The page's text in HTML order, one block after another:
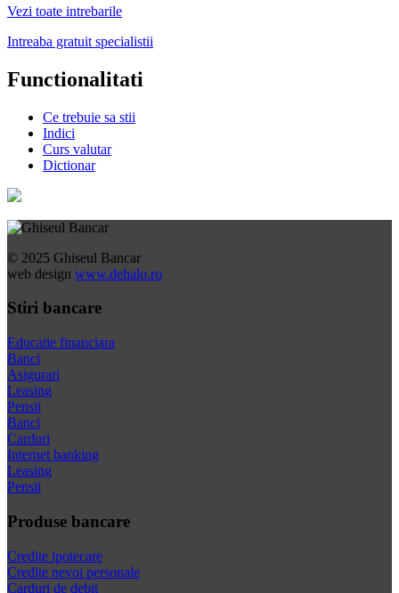
Vezi toate intrebarile
Intreaba gratuit specialistii
Functionalitati
Ce trebuie sa stii
Indici
Curs valutar
Dictionar
© 2025 Ghiseul Bancar
web design www.dehalo.ro
Stiri bancare
Educatie financiara
Banci
Asigurari
Leasing
Pensii
Banci
Carduri
Internet banking
Leasing
Pensii
Produse bancare
Credite ipotecare
Credite nevoi personale
Carduri de debit